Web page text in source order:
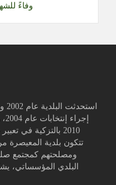
وفاءً
2010 بالتزكية في
تتكون بلدية المعيصرة
ومصلحتهم كمجتمع
البلدي المؤسساتي،